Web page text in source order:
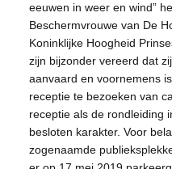
eeuwen in weer en wind”
Beschermvrouwe van De
Koninklijke Hoogheid
zijn bijzonder vereerd dat
aanvaard en voornemens
receptie te bezoeken van
receptie als de rondleiding
besloten karakter. Voor
zogenaamde